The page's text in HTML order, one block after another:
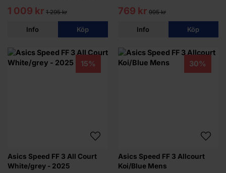
1 009 kr 1 295 kr
Info Köp
769 kr 995 kr
Info Köp
15%
Asics Speed FF 3 All Court
White/grey - 2025
30%
Asics Speed FF 3 Allcourt
Koi/Blue Mens